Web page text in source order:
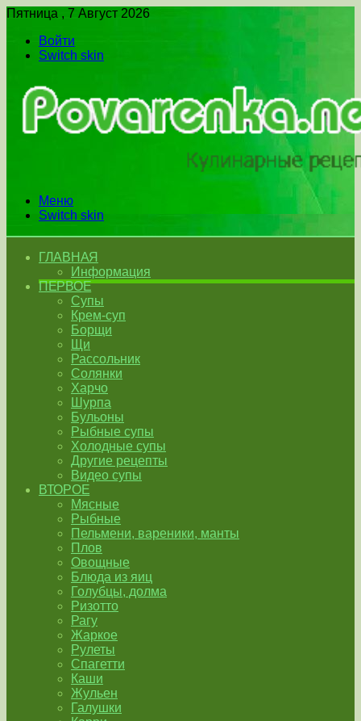
Пятница , 7 Август 2026
Войти
Switch skin
Меню
Switch skin
ГЛАВНАЯ
Информация
ПЕРВОЕ
Супы
Крем-суп
Борщи
Щи
Рассольник
Солянки
Харчо
Шурпа
Бульоны
Рыбные супы
Холодные супы
Другие рецепты
Видео супы
ВТОРОЕ
Мясные
Рыбные
Пельмени, вареники, манты
Плов
Овощные
Блюда из яиц
Голубцы, долма
Ризотто
Рагу
Жаркое
Рулеты
Спагетти
Каши
Жульен
Галушки